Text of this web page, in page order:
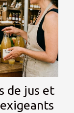
de jus et